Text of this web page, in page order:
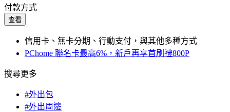
付款方式
查看
信用卡、無卡分期、行動支付，與其他多種方式
PChome 聯名卡最高6%，新戶再享首刷禮800P
搜尋更多
#外出包
#外出周邊